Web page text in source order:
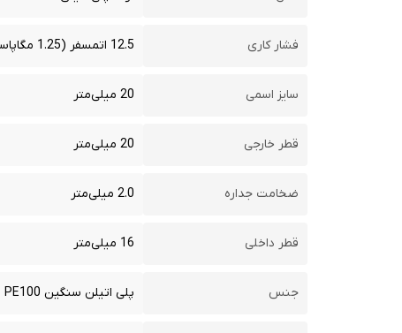
فشار کاری 12.5 اتمسفر (1.25 مگاپاسکال)
سایز اسمی 20 میلی‌متر
قطر خارجی 20 میلی‌متر
ضخامت جداره 2.0 میلی‌متر
قطر داخلی 16 میلی‌متر
جنس پلی اتیلن سنگین PE100